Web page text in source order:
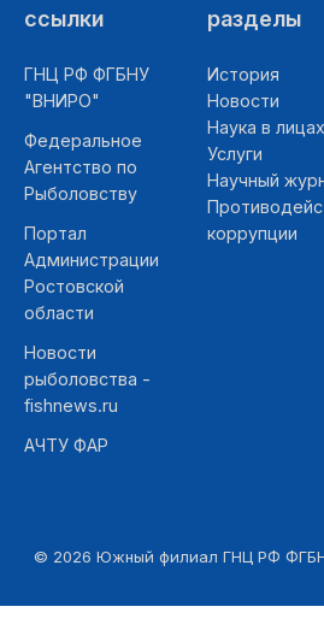
ссылки
ГНЦ РФ ФГБНУ
"ВНИРО"
Федеральное
Агентство по
Рыболовству
Портал
Администрации
Ростовской
области
Новости
рыболовства -
fishnews.ru
АЧТУ ФАР
разделы
История
Новости
Наука в лицах
Услуги
Научный
коррупции
© 2026 Южный филиал ГНЦ РФ